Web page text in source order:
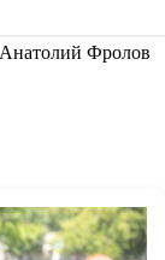
Фролов